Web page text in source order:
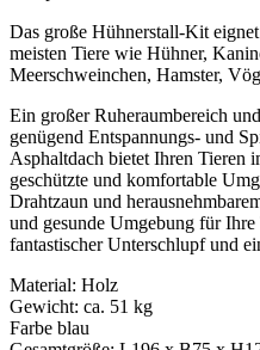
Das große Hühnerstall-Kit
meisten Tiere wie Hühner,
Meerschweinchen, Hamster,
Ein großer Ruheraumbereich
genügend Entspannungs- und
Asphaltdach bietet Ihren Tieren
geschützte und komfortable
Drahtzaun und
und gesunde Umgebung für
fantastischer Unterschlupf und
Material: Holz
Gewicht: ca. 51 kg
Farbe blau